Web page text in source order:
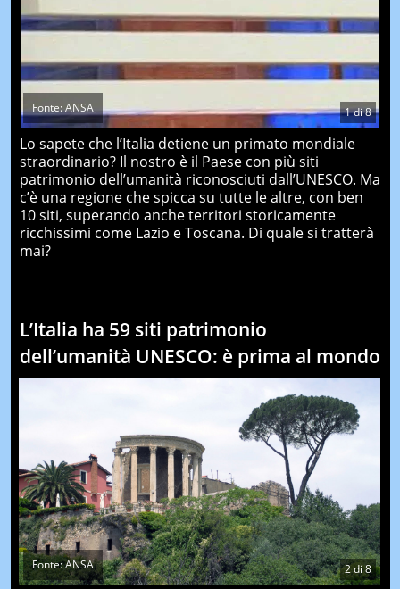
1di8
Fonte: ANSA
Lo sapete che l’Italia detiene un primato mondiale
straordinario? Il nostro è il Paese con più siti
patrimonio dell’umanità riconosciuti dall’UNESCO. Ma
c’è una regione che spicca su tutte le altre, con ben
10 siti, superando anche territori storicamente
ricchissimi come Lazio e Toscana. Di quale si tratterà
mai?
L’Italia ha 59 siti patrimonio
dell’umanità UNESCO: è prima al mondo
2di8
Fonte: ANSA